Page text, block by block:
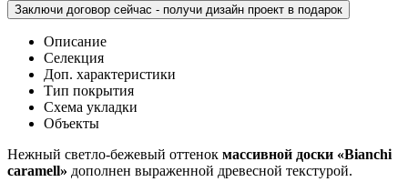
Заключи договор сейчас - получи дизайн проект в подарок
Описание
Селекция
Доп. характеристики
Тип покрытия
Схема укладки
Объекты
Нежный светло-бежевый оттенок массивной доски «Bianchi
caramell» дополнен выраженной древесной текстурой.